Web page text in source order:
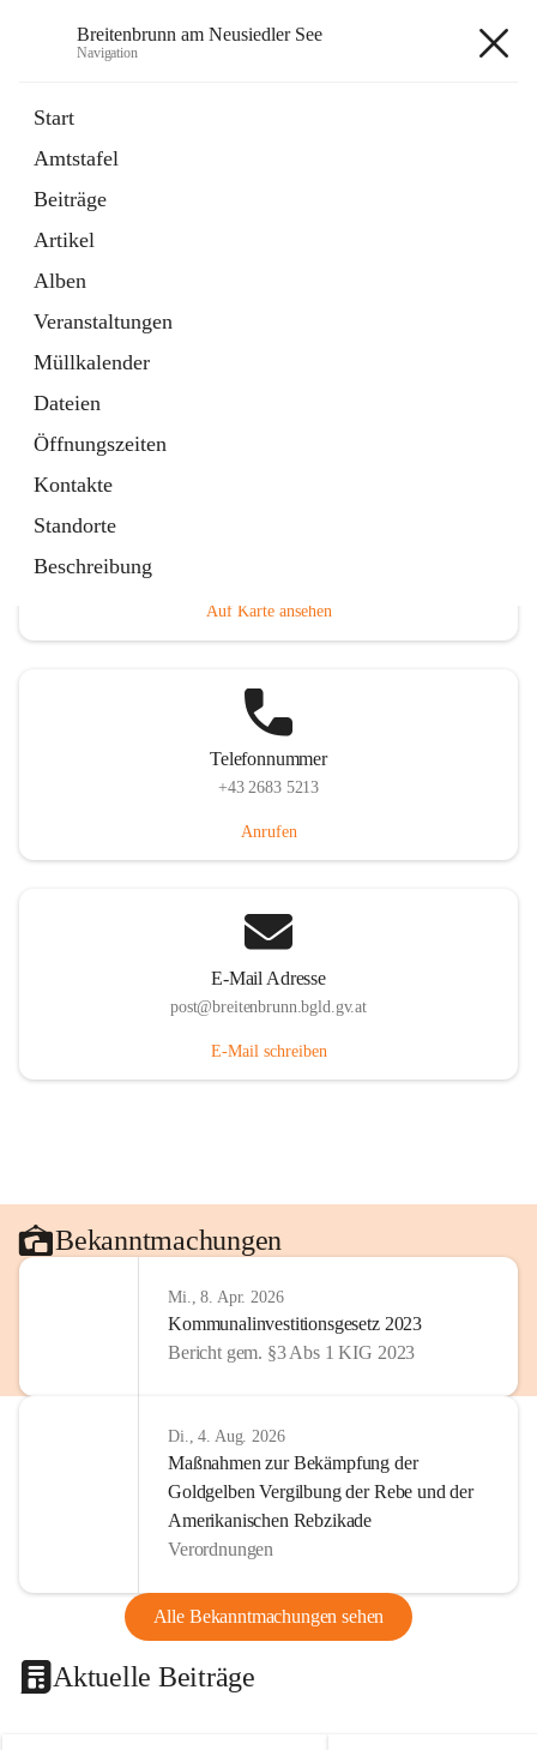
Breitenbrunn am Neusiedler See
Navigation
Start
Amtstafel
Beiträge
Artikel
Alben
Veranstaltungen
Müllkalender
Dateien
Öffnungszeiten
Kontakte
Standorte
Beschreibung
18 Schnellzugriffe
Gemeindeservice
Auf Karte ansehen
Telefonnummer
+43 2683 5213
Anrufen
E-Mail Adresse
post@breitenbrunn.bgld.gv.at
E-Mail schreiben
Bekanntmachungen
Mi., 8. Apr. 2026
Kommunalinvestitionsgesetz 2023
Bericht gem. §3 Abs 1 KIG 2023
Di., 4. Aug. 2026
Maßnahmen zur Bekämpfung der
Goldgelben Vergilbung der Rebe und der
Amerikanischen Rebzikade
Verordnungen
Alle Bekanntmachungen sehen
Aktuelle Beiträge